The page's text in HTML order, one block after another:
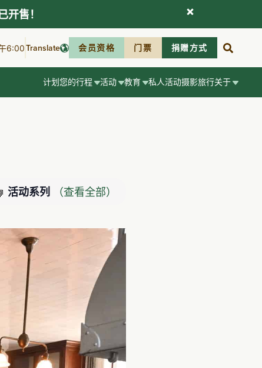
6:00Translate 会员资格 门票 捐赠方式
计划您的行程 活动 教育 私人活动摄影旅行关于
活动系列 （查看全部）
售！